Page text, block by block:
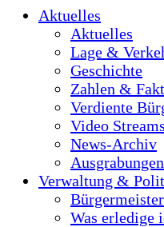
Aktuelles
Aktuelles
Lage &
Geschichte
Zahlen &
Verdiente
Video Streams
News-Archiv
Verwaltung &
Was erledige